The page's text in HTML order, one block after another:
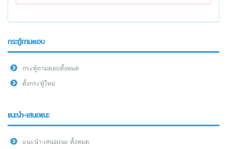
กระทู้ถามตอบ
กระทู้ถามตอบทั้งหมด
ตั้งกระทู้ใหม่
แนะนำ-เสนอแนะ
แนะนำ-เสนอแนะ ทั้งหมด